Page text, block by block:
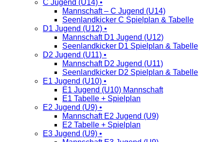
C Jugend (U14) •
Mannschaft – C Jugend (U14)
Seenlandkicker C Spielplan & Tabelle
D1 Jugend (U12) •
Mannschaft D1 Jugend (U12)
Seenlandkicker D1 Spielplan & Tabelle
D2 Jugend (U11) •
Mannschaft D2 Jugend (U11)
Seenlandkicker D2 Spielplan & Tabelle
E1 Jugend (U10) •
E1 Jugend (U10) Mannschaft
E1 Tabelle + Spielplan
E2 Jugend (U9) •
Mannschaft E2 Jugend (U9)
E2 Tabelle + Spielplan
E3 Jugend (U9) •